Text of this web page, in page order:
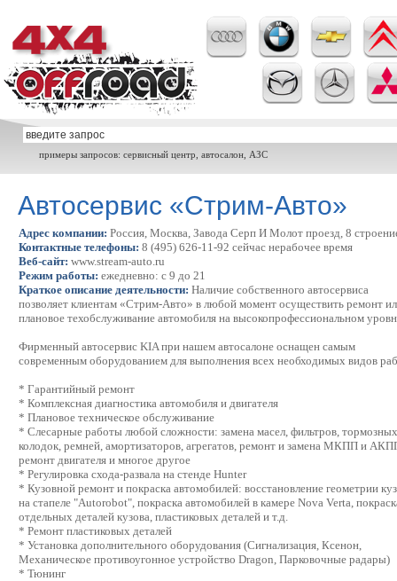
примеры запросов: сервисный центр, автосалон, АЗС
Автосервис «Стрим-Авто»
Адрес компании: Россия, Москва, Завода Серп И Молот проезд, 8
Контактные телефоны: 8 (495) 626-11-92 сейчас нерабочее время
Веб-сайт: www.stream-auto.ru
Режим работы: ежедневно: с 9 до 21
Краткое описание деятельности: Наличие собственного автосервиса
позволяет клиентам «Стрим-Авто» в любой момент осуществить ремонт
плановое техобслуживание автомобиля на высокопрофессиональном
Фирменный автосервис KIA при нашем автосалоне оснащен самым
современным оборудованием для выполнения всех необходимых видов
* Гарантийный ремонт
* Комплексная диагностика автомобиля и двигателя
* Плановое техническое обслуживание
* Слесарные работы любой сложности: замена масел, фильтров, тормозных
колодок, ремней, амортизаторов, агрегатов, ремонт и замена МКПП и
ремонт двигателя и многое другое
* Регулировка схода-развала на стенде Hunter
* Кузовной ремонт и покраска автомобилей: восстановление геометрии
на стапеле "Autorobot", покраска автомобилей в камере Nova Verta,
отдельных деталей кузова, пластиковых деталей и т.д.
* Ремонт пластиковых деталей
* Установка дополнительного оборудования (Сигнализация, Ксенон,
Механическое противоугонное устройство Dragon, Парковочные радары)
* Тюнинг